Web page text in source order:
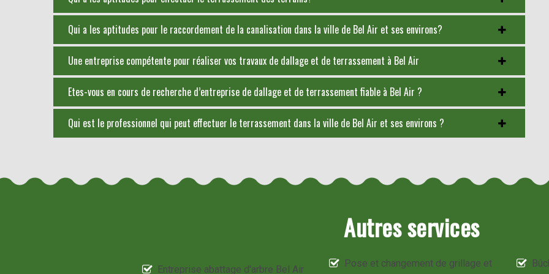
Qui a les aptitudes pour le raccordement de la canalisation dans la ville de Bel Air et ses environs?
Une entreprise compétente pour réaliser vos travaux de dallage et de terrassement à Bel Air
Etes-vous en cours de recherche d’entreprise de dallage et de terrassement fiable à Bel Air ?
Qui est le professionnel qui peut effectuer le terrassement dans la ville de Bel Air et ses environs ?
Autres services
Entreprise abattage d'arbre Bel Air
Pose et changement de grillage et